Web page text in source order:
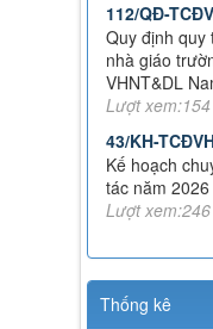
112/QĐ-
Quy định
nhà giáo
VHNT&DL
Lượt
43/KH-
Kế hoạch
tác năm 2026
Lượt
miễn, giảm,
trợ chi phí
Thống kê